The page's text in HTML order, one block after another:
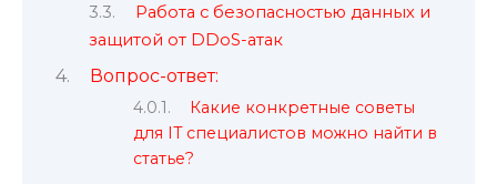
Работа с безопасностью данных и
защитой от DDoS-атак
Вопрос-ответ:
Какие конкретные советы
для IT специалистов можно найти в
статье?